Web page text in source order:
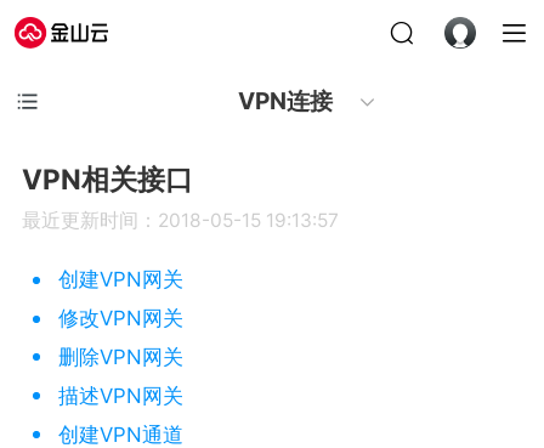
VPN连接
VPN相关接口
最近更新时间：2018-05-15 19:13:57
创建VPN网关
修改VPN网关
删除VPN网关
描述VPN网关
创建VPN通道